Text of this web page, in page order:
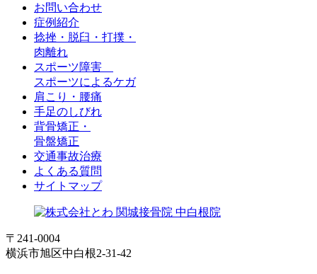
お問い合わせ
症例紹介
捻挫・脱臼・打撲 ・
肉離れ
スポーツ障害
スポーツによるケガ
肩こり・腰痛
手足のしびれ
背骨矯正 ・
骨盤矯正
交通事故治療
よくある質問
サイトマップ
〒241-0004
横浜市旭区中白根2-31-42